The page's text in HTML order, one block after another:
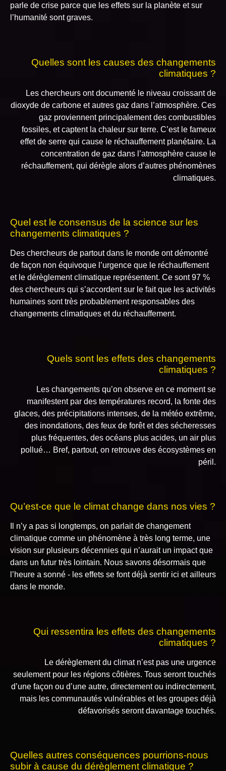
parle de crise parce que les effets sur la planète et sur
l’humanité sont graves.
Quelles sont les causes des changements
climatiques ?
Les chercheurs ont documenté le niveau croissant de
dioxyde de carbone et autres gaz dans l’atmosphère. Ces
gaz proviennent principalement des combustibles
fossiles, et captent la chaleur sur terre. C’est le fameux
effet de serre qui cause le réchauffement planétaire. La
concentration de gaz dans l’atmosphère cause le
réchauffement, qui dérègle alors d’autres phénomènes
climatiques.
Quel est le consensus de la science sur les
changements climatiques ?
Des chercheurs de partout dans le monde ont démontré
de façon non équivoque l’urgence que le réchauffement
et le dérèglement climatique représentent. Ce sont 97 %
des chercheurs qui s’accordent sur le fait que les activités
humaines sont très probablement responsables des
changements climatiques et du réchauffement.
Quels sont les effets des changements
climatiques ?
Les changements qu’on observe en ce moment se
manifestent par des températures record, la fonte des
glaces, des précipitations intenses, de la météo extrême,
des inondations, des feux de forêt et des sécheresses
plus fréquentes, des océans plus acides, un air plus
pollué… Bref, partout, on retrouve des écosystèmes en
péril.
Qu’est-ce que le climat change dans nos vies ?
Il n’y a pas si longtemps, on parlait de changement
climatique comme un phénomène à très long terme, une
vision sur plusieurs décennies qui n’aurait un impact que
dans un futur très lointain. Nous savons désormais que
l’heure a sonné - les effets se font déjà sentir ici et ailleurs
dans le monde.
Qui ressentira les effets des changements
climatiques ?
Le dérèglement du climat n’est pas une urgence
seulement pour les régions côtières. Tous seront touchés
d’une façon ou d’une autre, directement ou indirectement,
mais les communautés vulnérables et les groupes déjà
défavorisés seront davantage touchés.
Quelles autres conséquences pourrions-nous
subir à cause du dérèglement climatique ?